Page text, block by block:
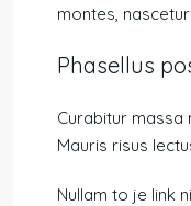
montes,
Phasellus
Curabitur massa
Mauris risus
Nullam to je link